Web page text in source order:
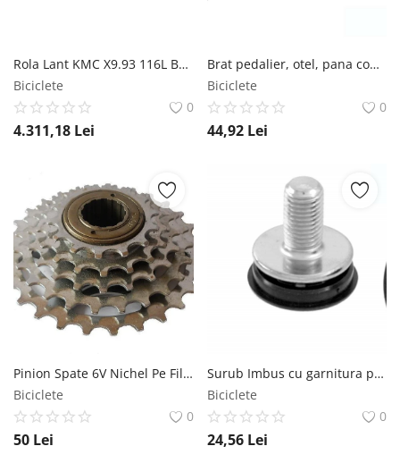
Rola Lant KMC X9.93 116L Bolt-6.6mm 50Metri cu 40 de legaturi Argintiu Gri KMC
Biciclete
0
4.311,18 Lei
Brat pedalier, otel, pana conica, lungime 170mm, cromat RMS
Biciclete
0
44,92 Lei
Pinion Spate 6V Nichel Pe Filet MX Biciclete
Biciclete
0
50 Lei
Surub Imbus cu garnitura protectie apa RMS
Biciclete
0
24,56 Lei